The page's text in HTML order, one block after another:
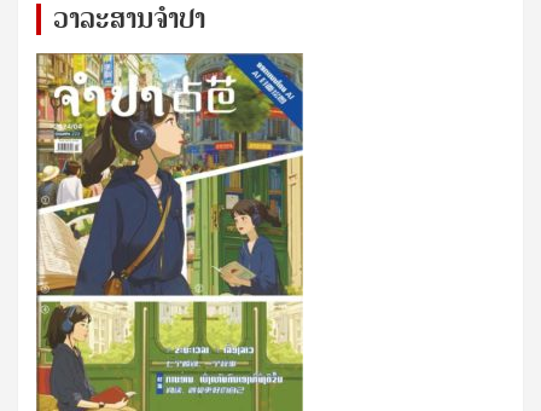
ວາລະສານຈຳປາ